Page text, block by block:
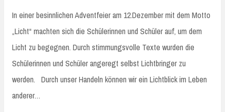
In einer besinnlichen Adventfeier am 12.Dezember mit dem Motto
„Licht“ machten sich die Schülerinnen und Schüler auf, um dem
Licht zu begegnen. Durch stimmungsvolle Texte wurden die
Schülerinnen und Schüler angeregt selbst Lichtbringer zu
werden. Durch unser Handeln können wir ein Lichtblick im Leben
anderer…